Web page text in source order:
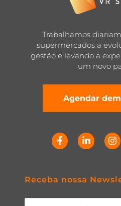
Trabalhamos
supermercados a
gestão e levando a
um novo
Agendar
Receba nossa